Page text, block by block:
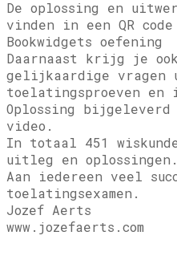
De oplossing en
vinden in een QR
Bookwidgets oefening
Daarnaast krijg je ook
gelijkaardige vragen
toelatingsproeven en
Oplossing bijgeleverd
video.
In totaal 451
uitleg en oplossingen.
Aan iedereen veel
toelatingsexamen.
Jozef Aerts
www.jozefaerts.com